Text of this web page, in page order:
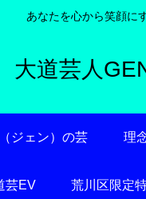
あなたを心から笑顔に
大道芸人
ジェン）の芸 理
芸EV 荒川区限定